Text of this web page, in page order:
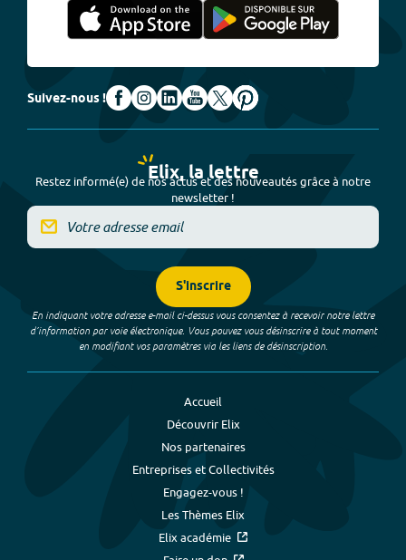
Suivez-nous !
Elix, la lettre
Restez informé(e) de nos actus et des nouveautés grâce à notre
newsletter !
S'inscrire
En indiquant votre adresse e-mail ci-dessus vous consentez à recevoir notre lettre
d’information par voie électronique. Vous pouvez vous désinscrire à tout moment
en modifiant vos paramètres via les liens de désinscription.
Accueil
Découvrir Elix
Nos partenaires
Entreprises et Collectivités
Engagez-vous !
Les Thèmes Elix
Elix académie